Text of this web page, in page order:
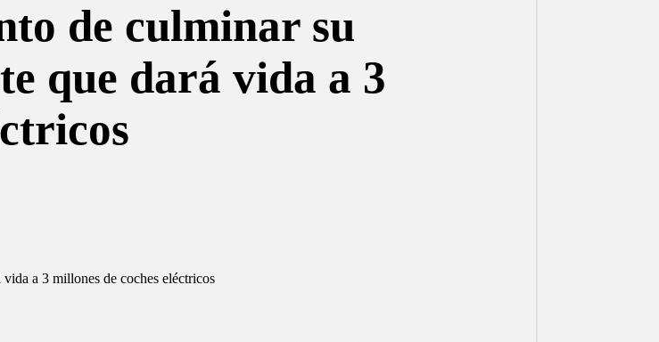
de culminar su
que dará vida a 3